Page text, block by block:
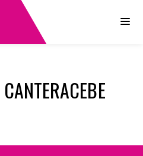
CANTERACEBE